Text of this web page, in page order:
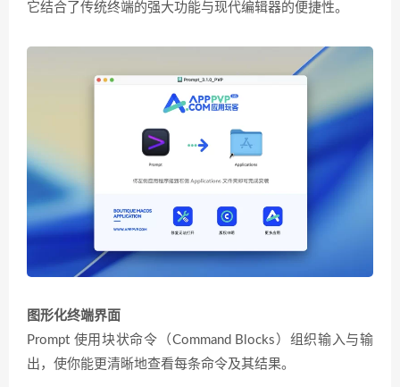
它结合了传统终端的强大功能与现代编辑器的便捷性。
图形化终端界面
Prompt 使用块状命令（Command Blocks）组织输入与输
出，使你能更清晰地查看每条命令及其结果。